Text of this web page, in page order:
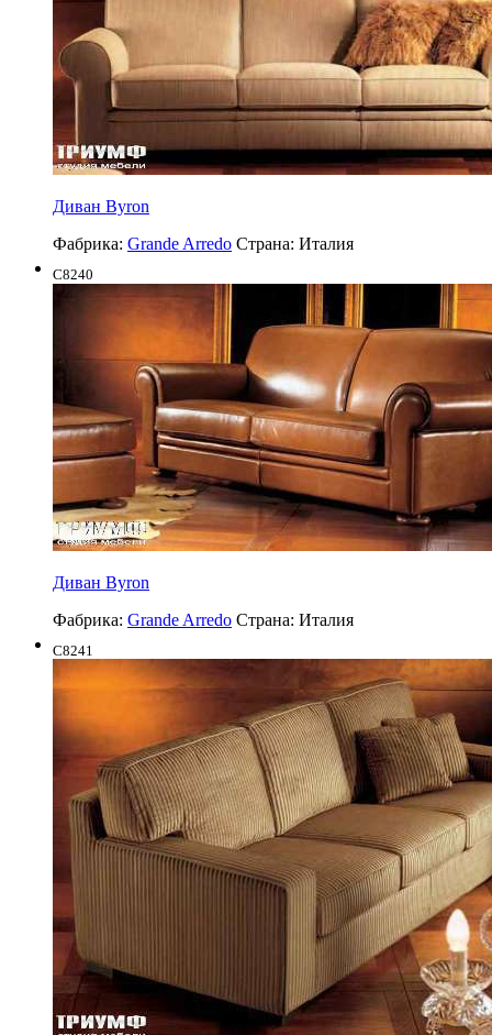
Диван Byron
Фабрика: Grande Arredo Страна: Италия
C8240
Диван Byron
Фабрика: Grande Arredo Страна: Италия
C8241